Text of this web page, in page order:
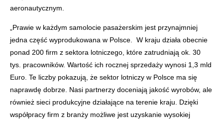
aeronautycznym.
„Prawie w każdym samolocie pasażerskim jest przynajmniej
jedna część wyprodukowana w Polsce. W kraju działa obecnie
ponad 200 firm z sektora lotniczego, które zatrudniają ok. 30
tys. pracowników. Wartość ich rocznej sprzedaży wynosi 1,3 mld
Euro. Te liczby pokazują, że sektor lotniczy w Polsce ma się
naprawdę dobrze. Nasi partnerzy doceniają jakość wyrobów, ale
również sieci produkcyjne działające na terenie kraju. Dzięki
współpracy firm z branży możliwe jest uzyskanie wysokiej